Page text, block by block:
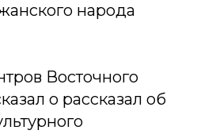
народа
Восточного
о рассказал об